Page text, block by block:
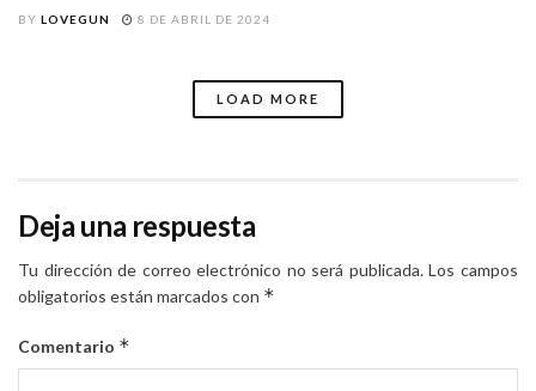
BY LOVEGUN 8 DE ABRIL DE 2024
LOAD MORE
Deja una respuesta
Tu dirección de correo electrónico no será publicada. Los campos
obligatorios están marcados con *
Comentario *